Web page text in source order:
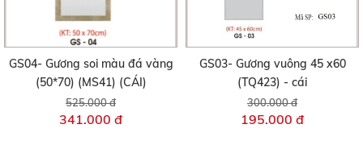
GS04- Gương soi màu đá vàng
(50*70) (MS41) (CÁI)
525.000 đ
341.000 đ
GS03- Gương vuông 45 x60
(TQ423) - cái
300.000 đ
195.000 đ